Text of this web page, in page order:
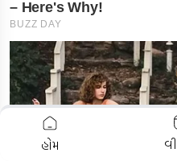
હોમ